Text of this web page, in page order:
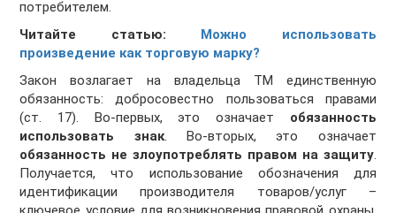
потребителем.
Читайте статью: Можно использовать
произведение как торговую марку?
Закон возлагает на владельца ТМ единственную
обязанность: добросовестно пользоваться правами
(ст. 17). Во-первых, это означает обязанность
использовать знак. Во-вторых, это означает
обязанность не злоупотреблять правом на защиту.
Получается, что использование обозначения для
идентификации производителя товаров/услуг –